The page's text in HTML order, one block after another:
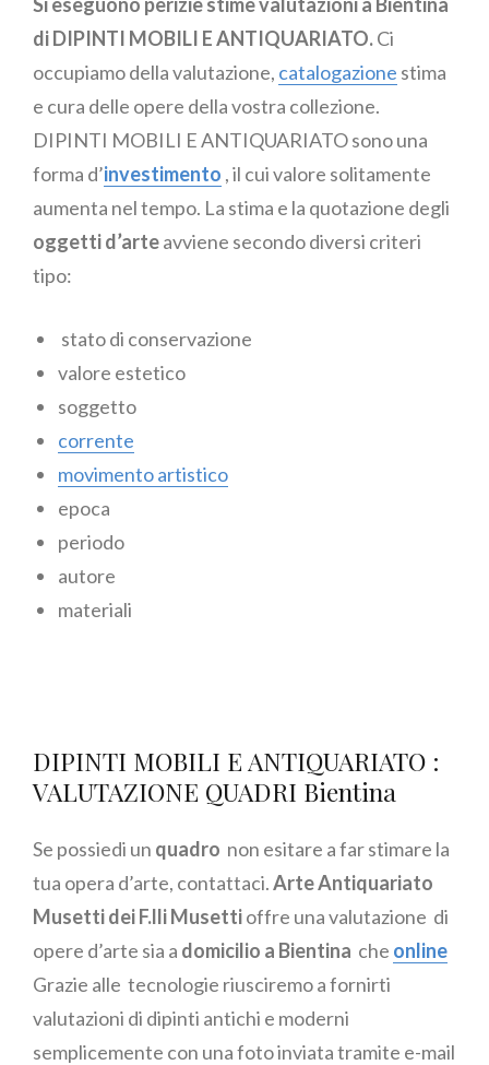
Si eseguono perizie stime valutazioni a Bientina
di DIPINTI MOBILI E ANTIQUARIATO.Ci
occupiamo della valutazione, catalogazione stima
e cura delle opere della vostra collezione.
DIPINTI MOBILI E ANTIQUARIATO sono una
forma d’investimento , il cui valore solitamente
aumenta nel tempo. La stima e la quotazione degli
oggetti d’arteavviene secondo diversi criteri
tipo:
stato di conservazione
valore estetico
soggetto
corrente
movimento artistico
epoca
periodo
autore
materiali
DIPINTI MOBILI E ANTIQUARIATO :
VALUTAZIONE QUADRI Bientina
Se possiedi un quadro non esitare a far stimare la
tua opera d’arte, contattaci.Arte Antiquariato
Musetti dei F.lli Musettioffre una valutazione di
opere d’arte sia a domicilio a Bientina che online
Grazie alle tecnologie riusciremo a fornirti
valutazioni di dipinti antichi e moderni
semplicemente con una foto inviata tramite e-mail